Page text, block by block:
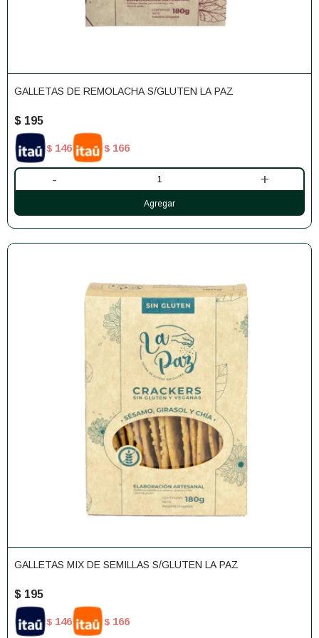
GALLETAS DE REMOLACHA S/GLUTEN LA PAZ
$ 195
$ 146 $ 166
- +
GALLETAS MIX DE SEMILLAS S/GLUTEN LA PAZ
$ 195
$ 146 $ 166